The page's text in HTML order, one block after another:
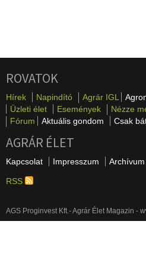
ROVATOK
Hírek Napindító Agrár IGL
Üzleti élet
Események Nézze
Fórum
Aktuális gondom Csak
AGRÁR ÉLET
Kapcsolat Impresszum Archívum
RSS
AGS Proginvest Kft.- Agrár Élet Magazin -